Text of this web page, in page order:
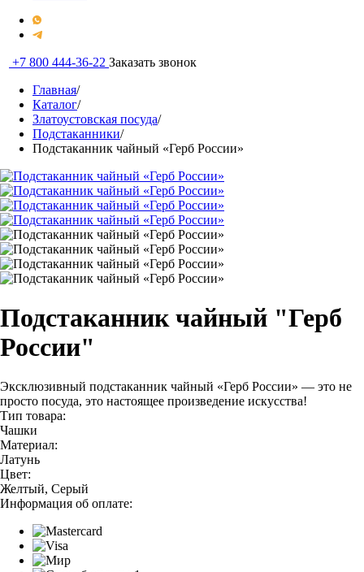
+7 800 444-36-22 Заказать звонок
Главная/
Каталог/
Златоустовская посуда/
Подстаканники/
Подстаканник чайный «Герб России»
Подстаканник чайный "Герб
России"
Эксклюзивный подстаканник чайный «Герб России» — это не
просто посуда, это настоящее произведение искусства!
Тип товара:
Чашки
Материал:
Латунь
Цвет:
Желтый, Серый
Информация об оплате: